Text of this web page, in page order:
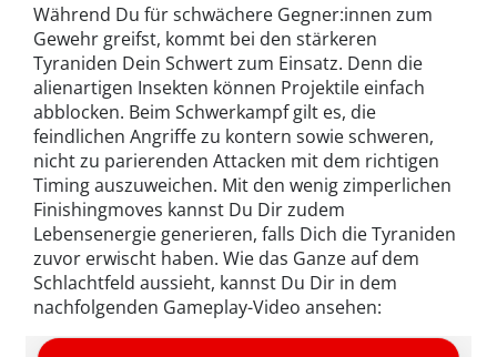
Während Du für schwächere Gegner:innen zum
Gewehr greifst, kommt bei den stärkeren
Tyraniden Dein Schwert zum Einsatz. Denn die
alienartigen Insekten können Projektile einfach
abblocken. Beim Schwerkampf gilt es, die
feindlichen Angriffe zu kontern sowie schweren,
nicht zu parierenden Attacken mit dem richtigen
Timing auszuweichen. Mit den wenig zimperlichen
Finishingmoves kannst Du Dir zudem
Lebensenergie generieren, falls Dich die Tyraniden
zuvor erwischt haben. Wie das Ganze auf dem
Schlachtfeld aussieht, kannst Du Dir in dem
nachfolgenden Gameplay-Video ansehen: